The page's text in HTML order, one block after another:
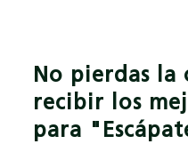
No pierdas
recibir los
para